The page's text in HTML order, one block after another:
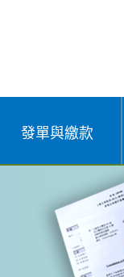
發單與繳款